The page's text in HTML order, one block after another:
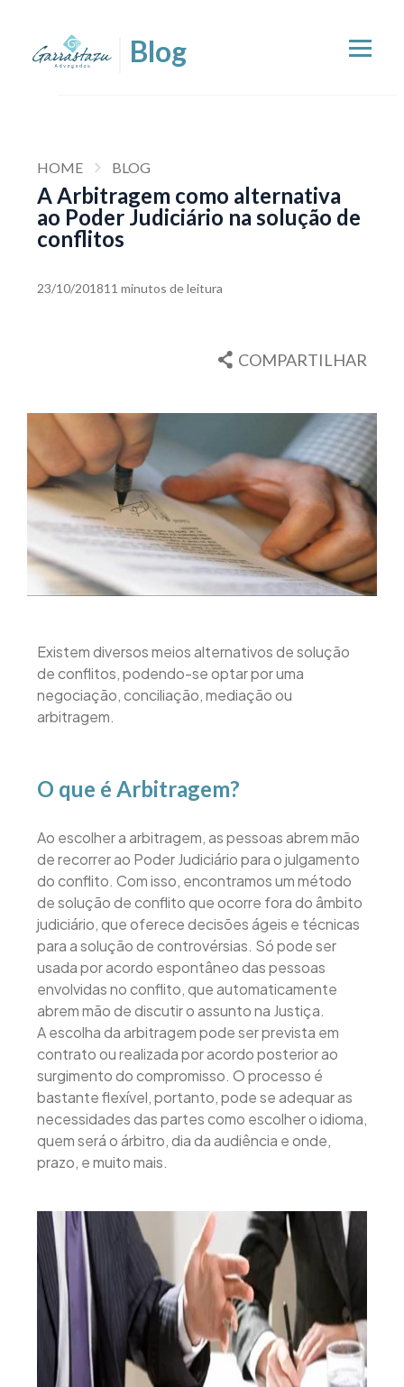
HOME BLOG
A Arbitragem como alternativa
ao Poder Judiciário na solução de
conflitos
23/10/201811 minutos de leitura
COMPARTILHAR
Existem diversos meios alternativos de solução
de conflitos, podendo-se optar por uma
negociação, conciliação, mediação ou
arbitragem.
O que é Arbitragem?
Ao escolher a arbitragem, as pessoas abrem mão
de recorrer ao Poder Judiciário para o julgamento
do conflito. Com isso, encontramos um método
de solução de conflito que ocorre fora do âmbito
judiciário, que oferece decisões ágeis e técnicas
para a solução de controvérsias. Só pode ser
usada por acordo espontâneo das pessoas
envolvidas no conflito, que automaticamente
abrem mão de discutir o assunto na Justiça.
A escolha da arbitragem pode ser prevista em
contrato ou realizada por acordo posterior ao
surgimento do compromisso. O processo é
bastante flexível, portanto, pode se adequar as
necessidades das partes como escolher o idioma,
quem será o árbitro, dia da audiência e onde,
prazo, e muito mais.